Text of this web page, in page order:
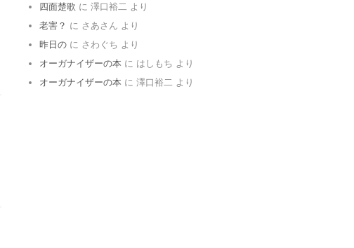
四面楚歌 に 澤口裕二 より
老害？ に さあさん より
昨日の に さわぐち より
オーガナイザーの本 に はしもち より
オーガナイザーの本 に 澤口裕二 より